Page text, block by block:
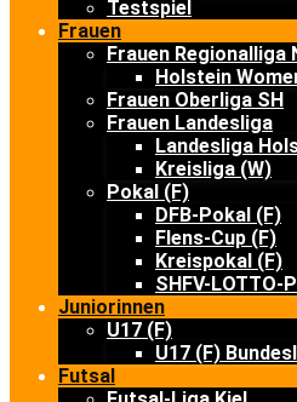
Testspiel
Frauen
Frauen Regionalliga
Holstein
Frauen Oberliga SH
Frauen Landesliga
Landesliga
Kreisliga (W)
Pokal (F)
DFB-Pokal (F)
Flens-Cup (F)
Kreispokal (F)
SHFV-LOTTO-
Juniorinnen
U17 (F)
U17 (F)
Futsal